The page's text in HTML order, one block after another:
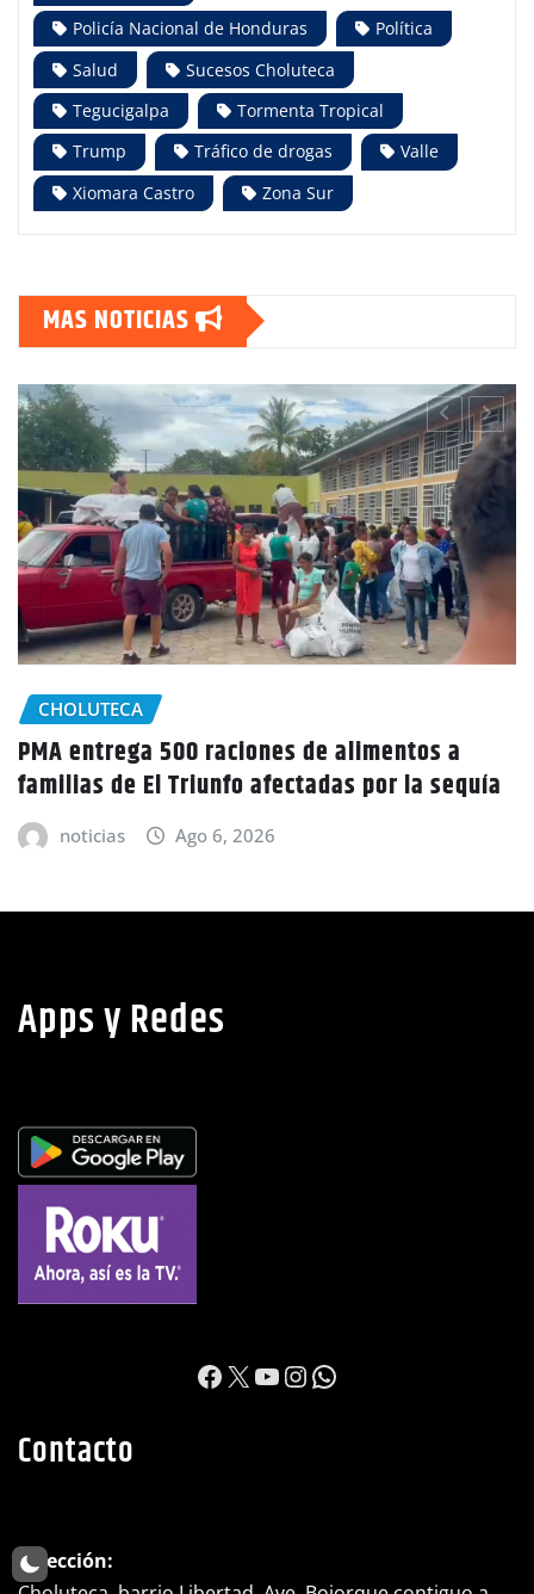
Policía Nacional de Honduras
Política
Salud
Sucesos Choluteca
Tegucigalpa
Tormenta Tropical
Trump
Tráfico de drogas
Valle
Xiomara Castro
Zona Sur
MAS NOTICIAS
GOBIERNO HONDURAS NACIONALES
Honduras inicia nuevo censo poblacional tras
13 años sin datos actualizados